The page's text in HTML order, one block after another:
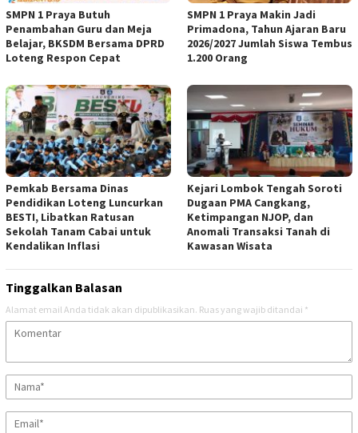
SMPN 1 Praya Butuh
Penambahan Guru dan Meja
Belajar, BKSDM Bersama DPRD
Loteng Respon Cepat
SMPN 1 Praya Makin Jadi
Primadona, Tahun Ajaran Baru
2026/2027 Jumlah Siswa Tembus
1.200 Orang
Pemkab Bersama Dinas
Pendidikan Loteng Luncurkan
BESTI, Libatkan Ratusan
Sekolah Tanam Cabai untuk
Kendalikan Inflasi
Kejari Lombok Tengah Soroti
Dugaan PMA Cangkang,
Ketimpangan NJOP, dan
Anomali Transaksi Tanah di
Kawasan Wisata
Tinggalkan Balasan
Alamat email Anda tidak akan dipublikasikan. Ruas yang wajib ditandai *